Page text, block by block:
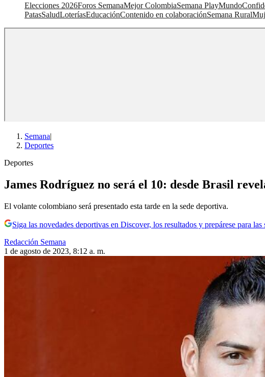
Elecciones 2026Foros SemanaMejor ColombiaSemana PlayMundo
PatasSaludLoteríasEducaciónContenido en colaboraciónSemana Rural
Semana|
Deportes
Deportes
James Rodríguez no será el 10: desde Brasil
El volante colombiano será presentado esta tarde en la sede deportiva.
Siga las novedades deportivas en Discover, los resultados y prepárese para las
Redacción Semana
1 de agosto de 2023, 8:12 a. m.